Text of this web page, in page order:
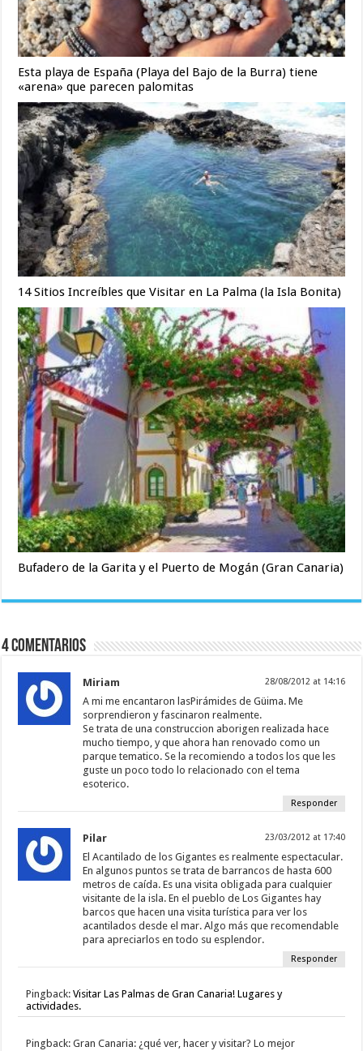
Esta playa de España (Playa del Bajo de la Burra) tiene
«arena» que parecen palomitas
14 Sitios Increíbles que Visitar en La Palma (la Isla Bonita)
Bufadero de la Garita y el Puerto de Mogán (Gran Canaria)
4 Comentarios
Miriam 28/08/2012 at 14:16
A mi me encantaron lasPirámides de Güima. Me
sorprendieron y fascinaron realmente.
Se trata de una construccion aborigen realizada hace
mucho tiempo, y que ahora han renovado como un
parque tematico. Se la recomiendo a todos los que les
guste un poco todo lo relacionado con el tema
esoterico.
Responder
Pilar 23/03/2012 at 17:40
El Acantilado de los Gigantes es realmente espectacular.
En algunos puntos se trata de barrancos de hasta 600
metros de caída. Es una visita obligada para cualquier
visitante de la isla. En el pueblo de Los Gigantes hay
barcos que hacen una visita turística para ver los
acantilados desde el mar. Algo más que recomendable
para apreciarlos en todo su esplendor.
Responder
Pingback:Visitar Las Palmas de Gran Canaria! Lugares y
actividades.
Pingback: Gran Canaria: ¿qué ver, hacer y visitar? Lo mejor